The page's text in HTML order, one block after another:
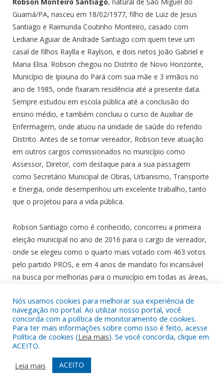
Robson Monteiro Santiago, natural de São Miguel do
Guamá/PA, nasceu em 18/02/1977, filho de Luiz de Jesus
Santiago e Raimunda Coutinho Monteiro, casado com
Lediane Aguiar de Andrade Santiago com quem teve um
casal de filhos Raylla e Raylson, e dois netos João Gabriel e
Maria Elisa. Robson chegou no Distrito de Novo Horizonte,
Município de Ipixuna do Pará com sua mãe e 3 irmãos no
ano de 1985, onde fixaram residência até a presente data.
Sempre estudou em escola pública até a conclusão do
ensino médio, e também concluiu o curso de Auxiliar de
Enfermagem, onde atuou na unidade de saúde do referido
Distrito. Antes de se tornar vereador, Robson teve atuação
em outros cargos comissionados no município como
Assessor, Diretor, com destaque para a sua passagem
como Secretário Municipal de Obras, Urbanismo, Transporte
e Energia, onde desempenhou um excelente trabalho, tanto
que o projetou para a vida pública.
Robson Santiago como é conhecido, concorreu a primeira
eleição municipal no ano de 2016 para o cargo de vereador,
onde se elegeu como o quarto mais votado com 463 votos
pelo partido PROS, e em 4 anos de mandato foi incansável
na busca por melhorias para o município em todas as áreas,
dedicação e compromisso o credenciou para concorrer à
reeleição no ano de 2020, e dessa vez foi o vereador mais
votado de Ipixuna do Pará com 604 votos pelo partido DEM,
hoje União Brasil, ao qual é filiado.
Em 2021 se elegeu Presidente da Câmara onde
Nós usamos cookies para melhorar sua experiência de
navegação no portal. Ao utilizar nosso portal, você
concorda com a política de monitoramento de cookies.
Para ter mais informações sobre como isso é feito, acesse
Política de cookies (Leia mais). Se você concorda, clique em
ACEITO.
Leia mais
ACEITO